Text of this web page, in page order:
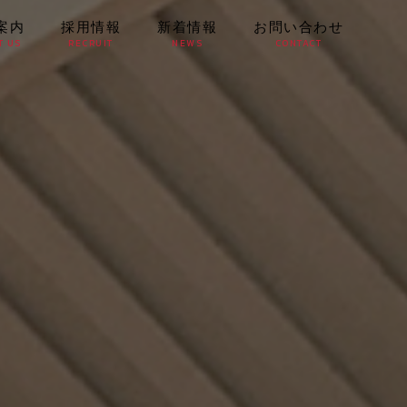
内
US
採用情報
RECRUIT
新着情報
NEWS
お問い合わせ
CONTACT